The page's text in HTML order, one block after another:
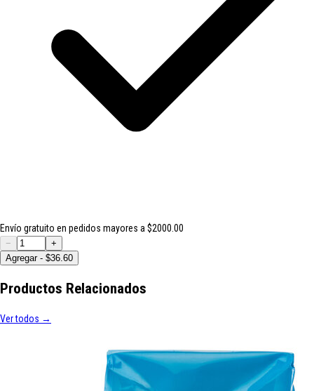
Envío gratuito en pedidos mayores a $2000.00
−
+
Agregar - $36.60
Productos Relacionados
Ver todos →